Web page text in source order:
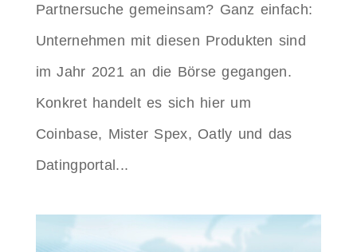
Partnersuche gemeinsam? Ganz einfach:
Unternehmen mit diesen Produkten sind
im Jahr 2021 an die Börse gegangen.
Konkret handelt es sich hier um
Coinbase, Mister Spex, Oatly und das
Datingportal...